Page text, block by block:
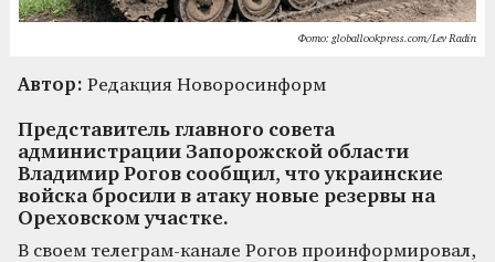
Фото: globallookpress.com/Lev Radin
Автор: Редакция Новоросинформ
Представитель главного совета
администрации Запорожской области
Владимир Рогов сообщил, что украинские
войска бросили в атаку новые резервы на
Ореховском участке.
В своем телеграм-канале Рогов проинформировал,